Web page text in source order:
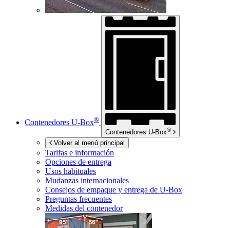
Contenedores U-Box®
Contenedores U-Box®
Volver al menú principal
Tarifas e información
Opciones de entrega
Usos habituales
Mudanzas internacionales
Consejos de empaque y entrega de U-Box
Preguntas frecuentes
Medidas del contenedor